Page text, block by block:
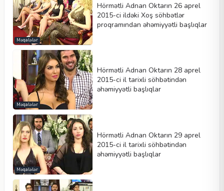
Məqalələr
Hörmətli Adnan Oktarın 26 aprel
2015-ci ildəki Xoş söhbətlər
proqramından əhəmiyyətli başlıqlar
Məqalələr
Hörmətli Adnan Oktarın 28 aprel
2015-ci il tarixli söhbətindən
əhəmiyyətli başlıqlar
Məqalələr
Hörmətli Adnan Oktarın 29 aprel
2015-ci il tarixli söhbətindən
əhəmiyyətli başlıqlar